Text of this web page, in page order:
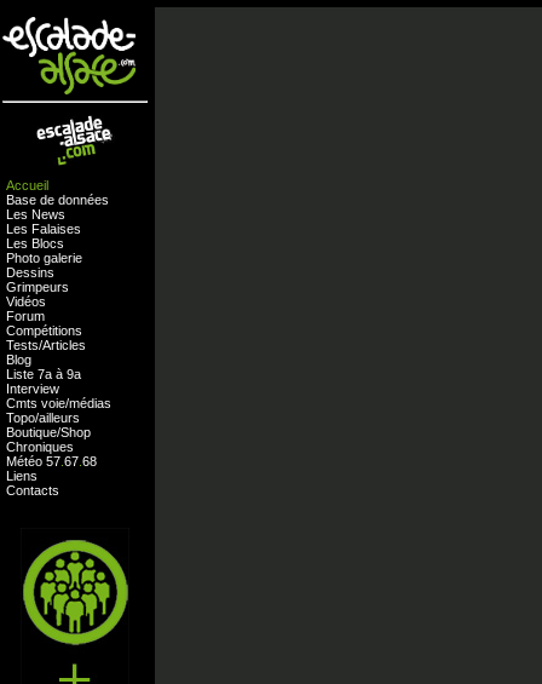
Accueil
Base de données
Les News
Les Falaises
Les Blocs
Photo galerie
Dessins
Grimpeurs
Vidéos
Forum
Compétitions
Tests/Articles
Blog
Liste 7a à 9a
Interview
Cmts voie/médias
Topo/ailleurs
Boutique/Shop
Chroniques
Météo 57 67 68
Liens
Contacts